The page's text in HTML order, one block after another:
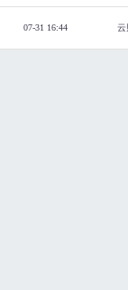
07-31 16:44 云